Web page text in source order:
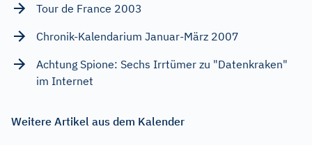
Tour de France 2003
Chronik-Kalendarium Januar-März 2007
Achtung Spione: Sechs Irrtümer zu "Datenkraken"
im Internet
Weitere Artikel aus dem Kalender